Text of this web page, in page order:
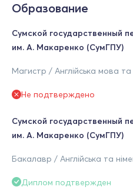
Образование
Сумской государственный
им. А. Макаренко (СумГПУ)
Магистр / Англійська мова
Не подтверждено
Сумской государственный
им. А. Макаренко (СумГПУ)
Бакалавр / Англійська та
Диплом подтвержден